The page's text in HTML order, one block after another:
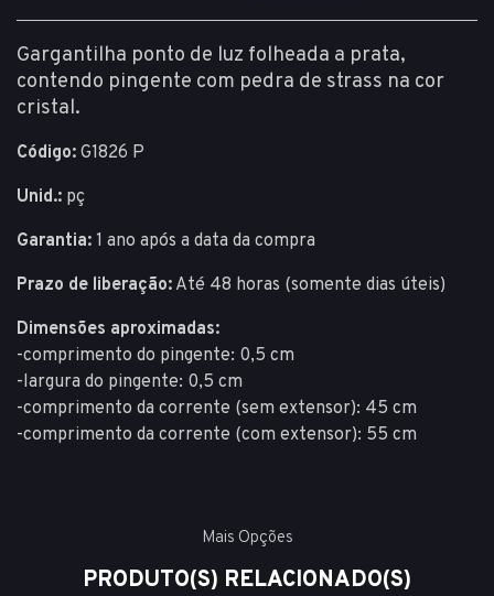
Gargantilha ponto de luz folheada a prata,
contendo pingente com pedra de strass na cor
cristal.
Código: G1826 P
Unid.: pç
Garantia: 1 ano após a data da compra
Prazo de liberação: Até 48 horas (somente dias úteis)
Dimensões aproximadas:
-comprimento do pingente: 0,5 cm
-largura do pingente: 0,5 cm
-comprimento da corrente (sem extensor): 45 cm
-comprimento da corrente (com extensor): 55 cm
Mais Opções
PRODUTO(S) RELACIONADO(S)